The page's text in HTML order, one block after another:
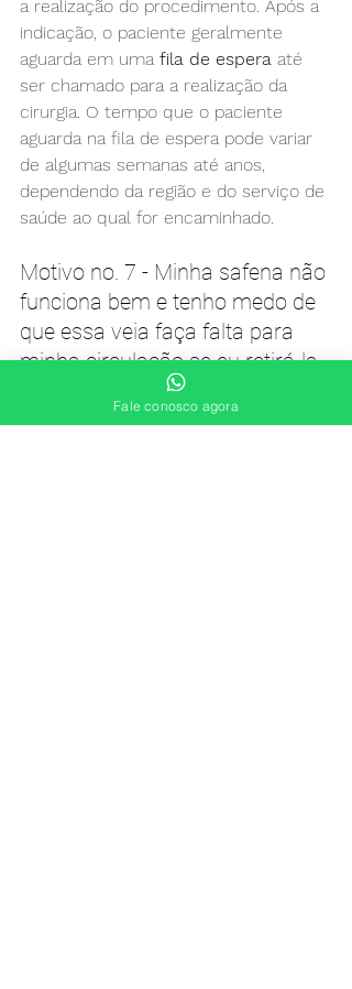
a realização do procedimento. Após a
indicação, o paciente geralmente
aguarda em uma fila de espera até
ser chamado para a realização da
cirurgia. O tempo que o paciente
aguarda na fila de espera pode variar
de algumas semanas até anos,
dependendo da região e do serviço de
saúde ao qual for encaminhado.
Motivo no. 7 - Minha safena não
funciona bem e tenho medo de
que essa veia faça falta para
minha circulação se eu retirá-la.
A maior parte do sangue que retorna
Fale conosco agora